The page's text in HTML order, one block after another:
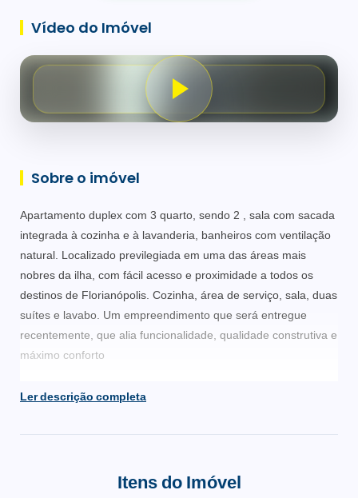
Vídeo do Imóvel
Sobre o imóvel
Apartamento duplex com 3 quarto, sendo 2 , sala com sacada
integrada à cozinha e à lavanderia, banheiros com ventilação
natural. Localizado previlegiada em uma das áreas mais
nobres da ilha, com fácil acesso e proximidade a todos os
destinos de Florianópolis. Cozinha, área de serviço, sala, duas
suítes e lavabo. Um empreendimento que será entregue
recentemente, que alia funcionalidade, qualidade construtiva e
máximo conforto
Aquecimento de água individualizado
Ler descrição completa
Itens do Imóvel